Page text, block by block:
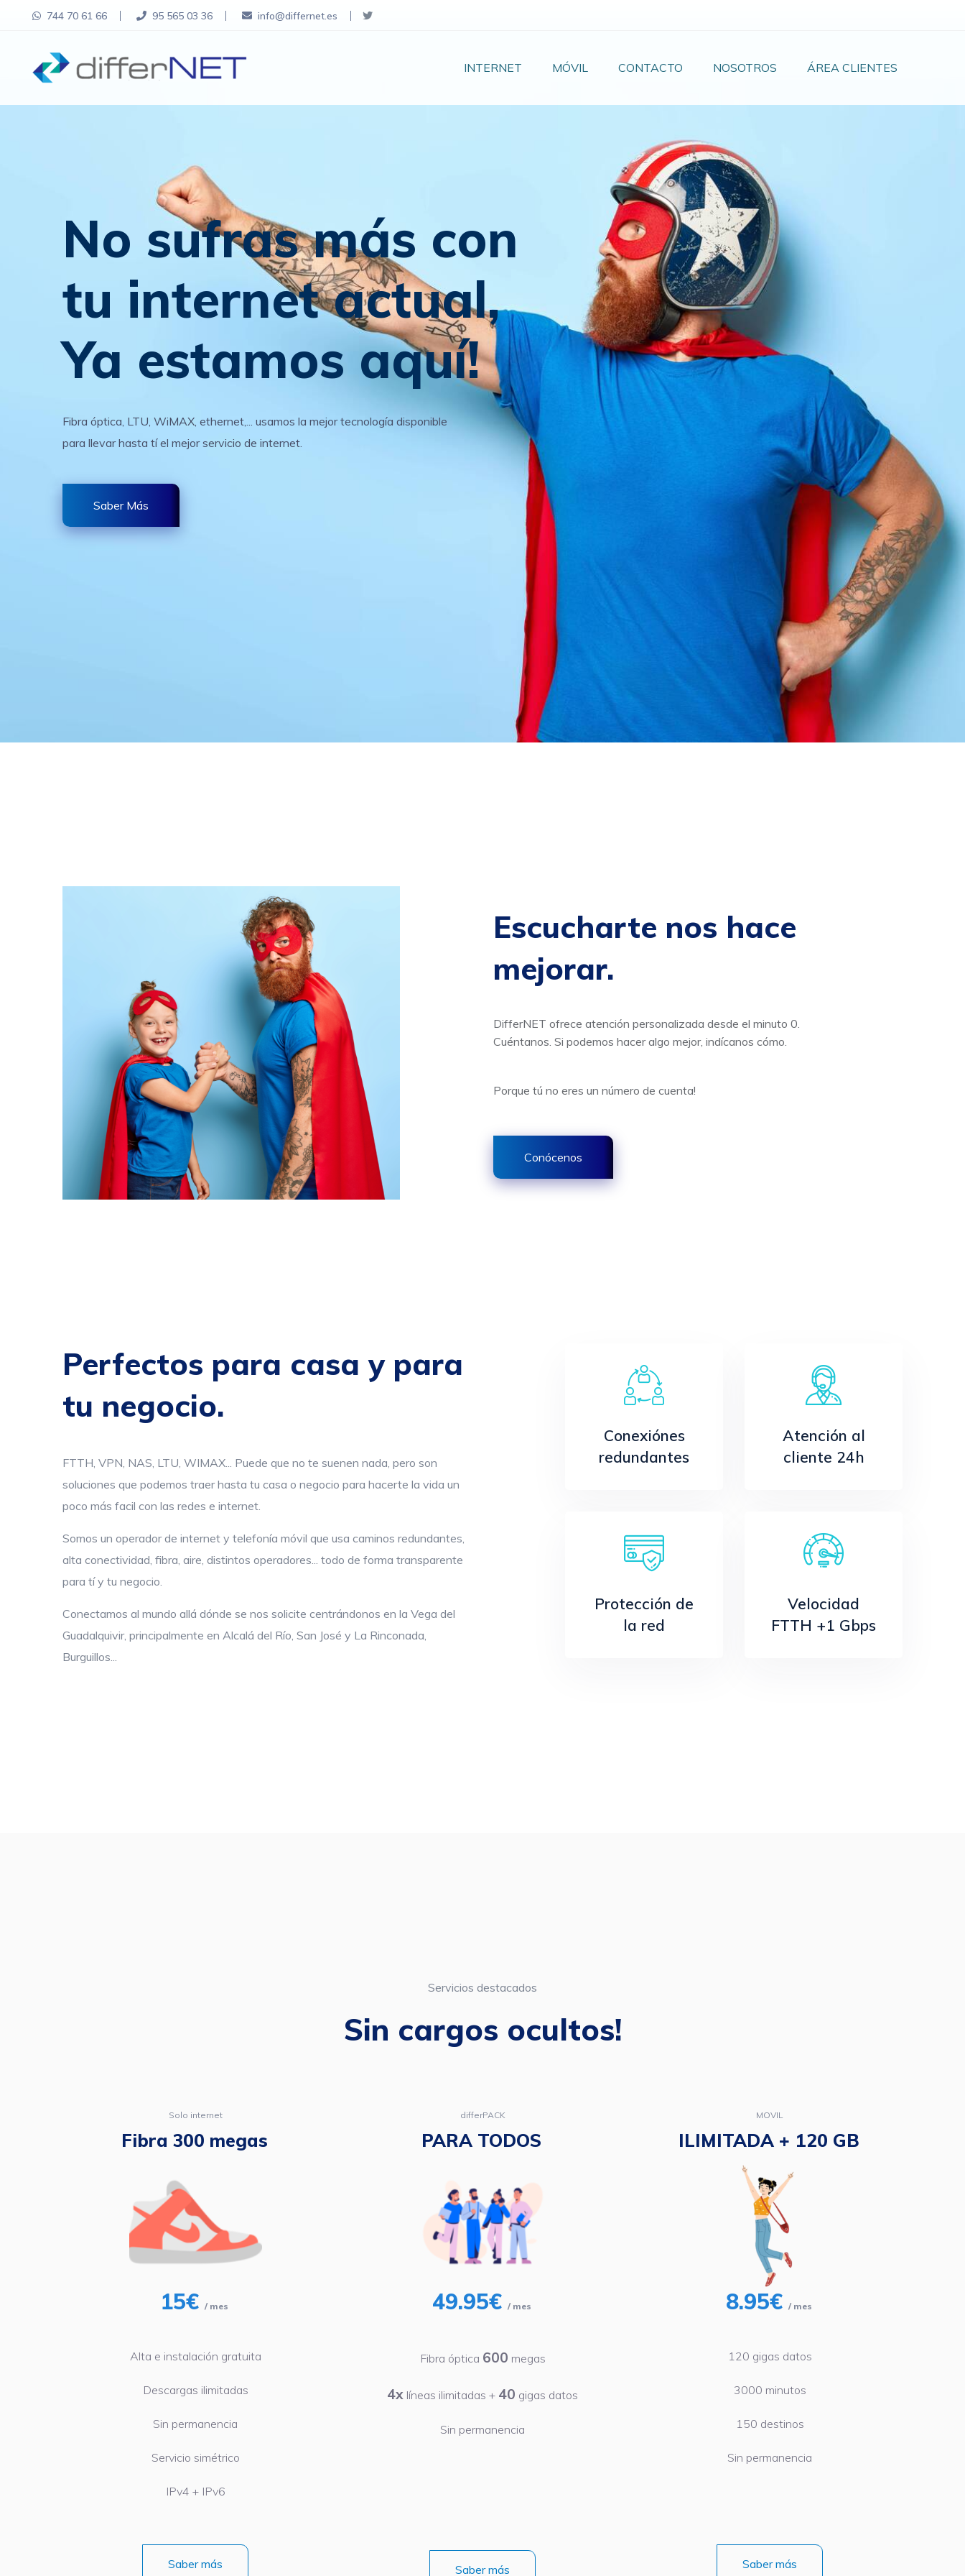
744 70 61 66 95 565 03 36 info@differnet.es
INTERNET MÓVIL CONTACTO NOSOTROS ÁREA CLIENTES
No sufras más con
tu internet actual,
Ya estamos aquí!
Fibra óptica, LTU, WiMAX, ethernet,... usamos la mejor tecnología disponible
para llevar hasta tí el mejor servicio de internet.
Saber Más
Escucharte nos hace
mejorar.
DifferNET ofrece atención personalizada desde el minuto 0.
Cuéntanos. Si podemos hacer algo mejor, indícanos cómo.
Porque tú no eres un número de cuenta!
Conócenos
Perfectos para casa y para
tu negocio.
FTTH, VPN, NAS, LTU, WIMAX... Puede que no te suenen nada, pero son
soluciones que podemos traer hasta tu casa o negocio para hacerte la vida un
poco más facil con las redes e internet.
Somos un operador de internet y telefonía móvil que usa caminos redundantes,
alta conectividad, fibra, aire, distintos operadores... todo de forma transparente
para tí y tu negocio.
Conectamos al mundo allá dónde se nos solicite centrándonos en la Vega del
Guadalquivir, principalmente en Alcalá del Río, San José y La Rinconada,
Burguillos...
Conexiónes
redundantes
Atención al
cliente 24h
Protección de
la red
Velocidad
FTTH +1 Gbps
Servicios destacados
Sin cargos ocultos!
Solo internet
Fibra 300 megas
15€ / mes
Alta e instalación gratuita
Descargas ilimitadas
Sin permanencia
Servicio simétrico
IPv4 + IPv6
Saber más
differPACK
PARA TODOS
49.95€ / mes
Fibra óptica 600 megas
4x líneas ilimitadas + 40 gigas datos
Sin permanencia
Saber más
MOVIL
ILIMITADA + 120 GB
8.95€ / mes
120 gigas datos
3000 minutos
150 destinos
Sin permanencia
Saber más